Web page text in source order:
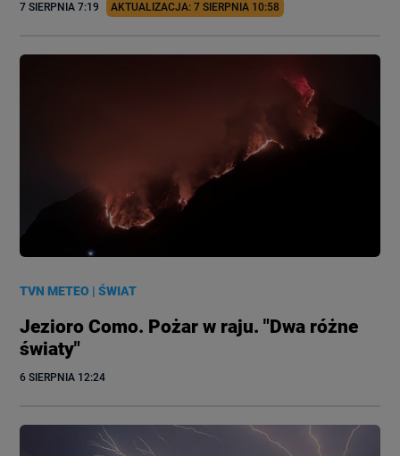
7 SIERPNIA 7:19 AKTUALIZACJA: 7 SIERPNIA 10:58
TVN METEO |ŚWIAT
Jezioro Como. Pożar w raju. "Dwa różne
światy"
6 SIERPNIA 12:24